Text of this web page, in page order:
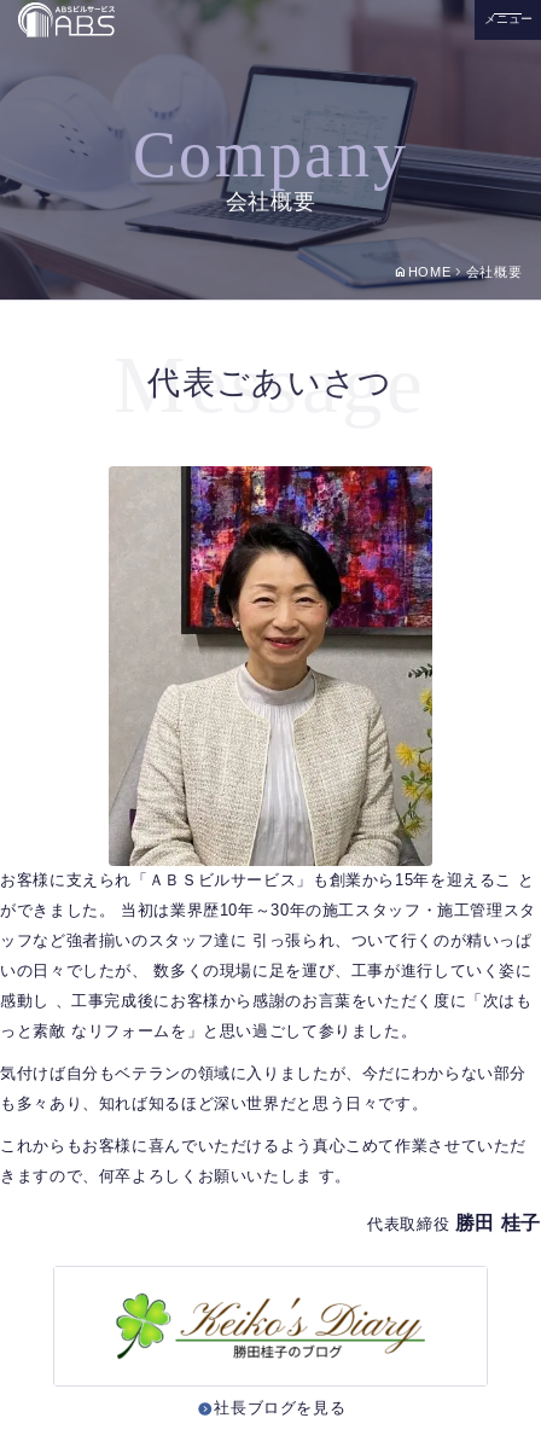
メニュー
Company
会社概要
home HOMEchevron_right会社概要
Message
代表ごあいさつ
お客様に支えられ「ＡＢＳビルサービス」も創業から15年を迎えるこ と
ができました。 当初は業界歴10年～30年の施工スタッフ・施工管理スタ
ッフなど強者揃いのスタッフ達に 引っ張られ、ついて行くのが精いっぱ
いの日々でしたが、 数多くの現場に足を運び、工事が進行していく姿に
感動し 、工事完成後にお客様から感謝のお言葉をいただく度に「次はも
っと素敵 なリフォームを」と思い過ごして参りました。
気付けば自分もベテランの領域に入りましたが、今だにわからない部分
も多々あり、知れば知るほど深い世界だと思う日々です。
これからもお客様に喜んでいただけるよう真心こめて作業させていただ
きますので、何卒よろしくお願いいたしま す。
代表取締役 勝田 桂子
社長ブログを見る